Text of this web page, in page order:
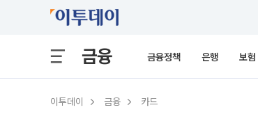
금융 금융정책 은행 보험
이투데이 금융 카드